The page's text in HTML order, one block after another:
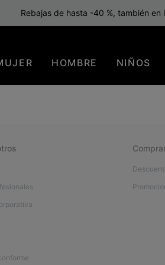
Rebajas de hasta -40 %, también en
HOMBRE NIÑOS